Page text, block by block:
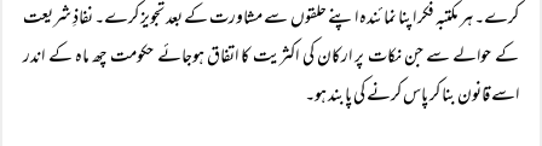
کرے۔ ہر مکتبہ فکر اپنا نمائندہ اپنے حلقوں سے مشاورت کے بعد تجویز کرے۔ نفاذِ شریعت
کے حوالے سے جن نکات پر ارکان کی اکثریت کا اتفاق ہوجائے حکومت چھ ماہ کے اندر
اسے قانون بنا کر پاس کرنے کی پابند ہو۔